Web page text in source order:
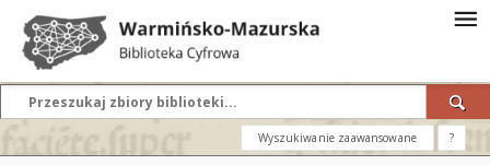
Wyszukiwanie zaawansowane ?